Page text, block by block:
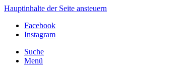
Hauptinhalte der Seite ansteuern
Facebook
Instagram
Suche
Menü